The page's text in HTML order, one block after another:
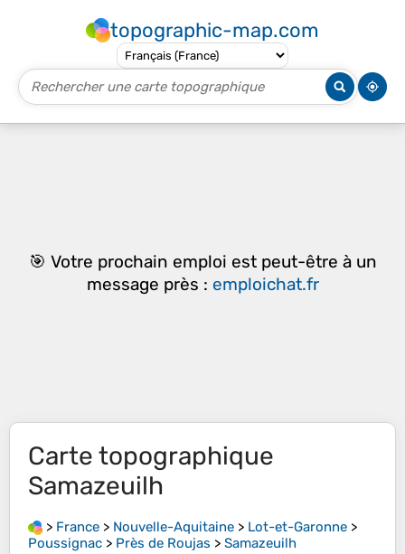
topographic-map.com
🎯 Votre prochain emploi est peut-être à un
message près : emploichat.fr
Carte topographique
Samazeuilh
> France > Nouvelle-Aquitaine > Lot-et-Garonne >
Poussignac > Près de Roujas > Samazeuilh